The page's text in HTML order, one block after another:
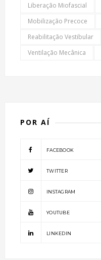
Liberação Miofascial
Mobilização Precoce
Reabilitação Vestibular
Ventilação Mecânica
POR AÍ
FACEBOOK
TWITTER
INSTAGRAM
YOUTUBE
LINKEDIN